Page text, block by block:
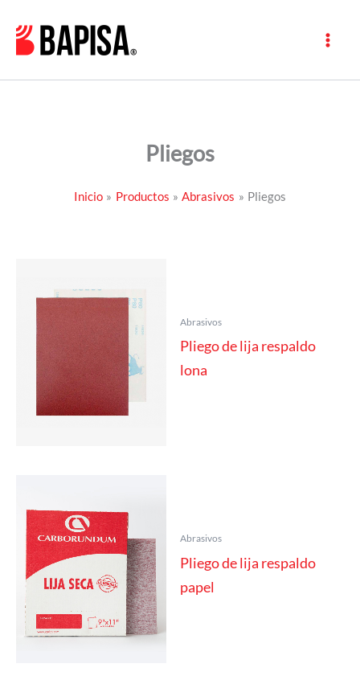
contenido
Pliegos
Inicio Productos Abrasivos Pliegos
Abrasivos
Pliego de lija respaldo
lona
Abrasivos
Pliego de lija respaldo
papel